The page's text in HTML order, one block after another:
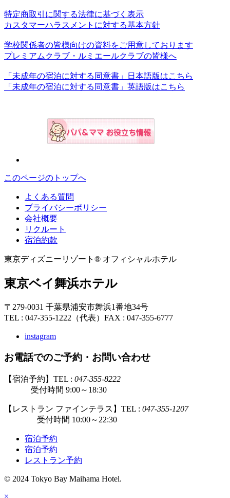
特定商取引に関する法律に基づく表示
カスタマーハラスメントに対する基本方針
学校関係者の皆様向けの資料をご用意しております
プレミアムクラブ・ルミエールクラブの皆様へ
「未成年の宿泊に対する同意書」日本語版はこちら
「未成年の宿泊に対する同意書」英語版はこちら
このページのトップへ
よくある質問
プライバシーポリシー
会社概要
リクルート
宿泊約款
東京ディズニーリゾート® オフィシャルホテル
東京ベイ舞浜ホテル
〒279-0031 千葉県浦安市舞浜1番地34号
TEL : 047-355-1222（代表） FAX : 047-355-6777
instagram
お電話でのご予約・お問い合わせ
【宿泊予約】TEL : 047-355-8222
受付時間 9:00～18:30
【レストラン ファインテラス】TEL : 047-355-1207
受付時間 10:00～22:30
宿泊予約
宿泊予約
レストラン予約
© 2024 Tokyo Bay Maihama Hotel.
×